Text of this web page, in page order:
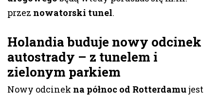
przez nowatorski tunel.
Holandia buduje nowy odcinek
autostrady – z tunelem i
zielonym parkiem
Nowy odcinek na północ od Rotterdamujest